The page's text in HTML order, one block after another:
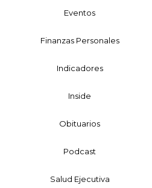
Eventos
Finanzas Personales
Indicadores
Inside
Obituarios
Podcast
Salud Ejecutiva